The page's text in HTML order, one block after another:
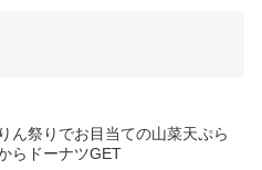
ん祭りでお目当ての山菜天ぷら
らドーナツGET